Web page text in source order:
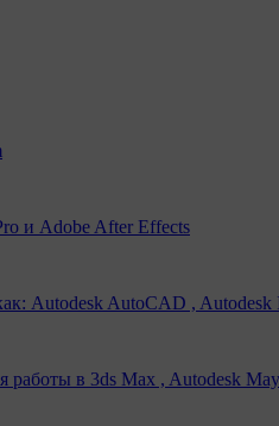
и Adobe After Effects
Autodesk AutoCAD ,
работы в 3ds Max , Autodesk